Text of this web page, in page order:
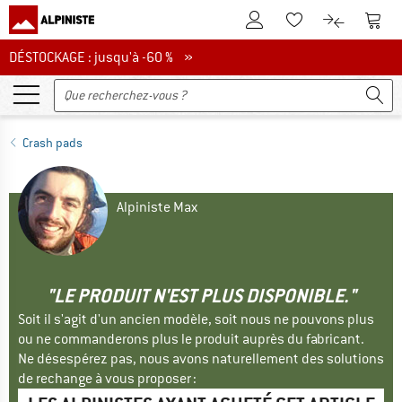
Vers le compte client
Vers la liste
Vers le
DÉSTOCKAGE : jusqu'à -60 %
DÉSTOCKAGE : jusqu'à -60 % »
Crash pads
Alpiniste Max
"LE PRODUIT N'EST PLUS DISPONIBLE."
Soit il s'agit d'un ancien modèle, soit nous ne pouvons plus
ou ne commanderons plus le produit auprès du fabricant.
Ne désespérez pas, nous avons naturellement des solutions
de rechange à vous proposer :